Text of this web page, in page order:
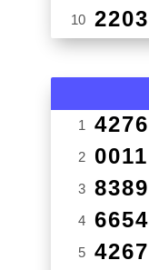
10 2203
1 4276
2 0011
3 8389
4 6654
5 4267